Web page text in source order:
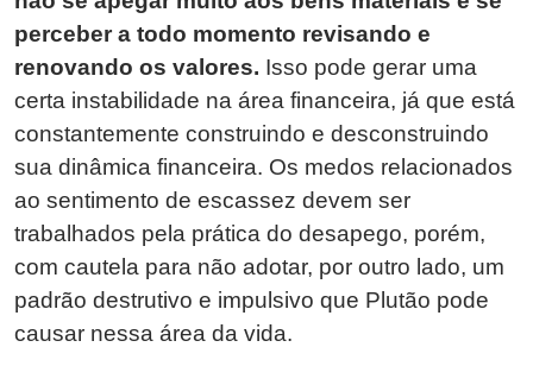
perceber a todo momento revisando e
renovando os valores. Isso pode gerar uma
certa instabilidade na área financeira, já que está
constantemente construindo e desconstruindo
sua dinâmica financeira. Os medos relacionados
ao sentimento de escassez devem ser
trabalhados pela prática do desapego, porém,
com cautela para não adotar, por outro lado, um
padrão destrutivo e impulsivo que Plutão pode
causar nessa área da vida.